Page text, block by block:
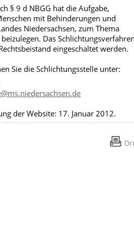
§ 9 d NBGG hat die Aufgabe,
mit Behinderungen und
Niedersachsen, zum Thema
Das
eingeschaltet werden.
Sie die Schlichtungsstelle unter:
der Website: 17. Januar 2012.